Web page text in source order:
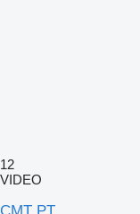
12
VIDEO